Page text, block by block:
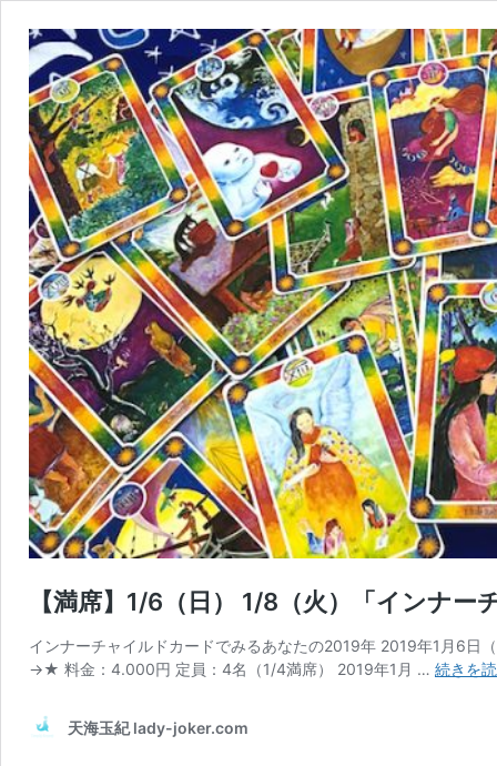
【満席】1/6（日） 1/8（火）「インナ
インナーチャイルドカードでみるあなたの2019年 2019年1月6日
→★ 料金：4.000円 定員：4名（1/4満席） 2019年1月 … 続きを
天海玉紀 lady-joker.com